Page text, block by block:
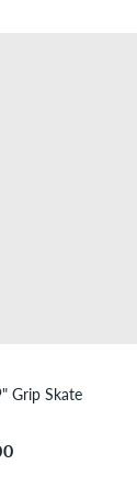
Grip Skate